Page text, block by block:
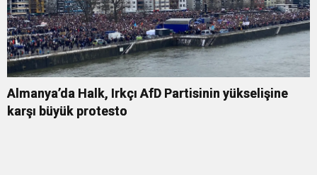
Almanya’da Halk, Irkçı AfD Partisinin yükselişine
karşı büyük protesto